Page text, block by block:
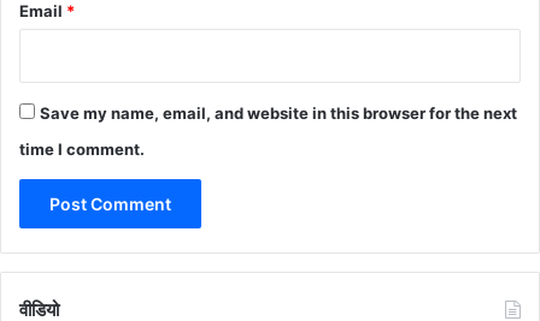
Email *
Save my name, email, and website in this browser for the next
time I comment.
वीडियो